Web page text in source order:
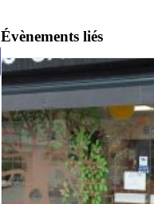
Évènements liés